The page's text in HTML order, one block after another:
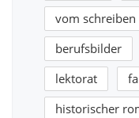
vom schreiben
berufsbilder
lektorat
historischer